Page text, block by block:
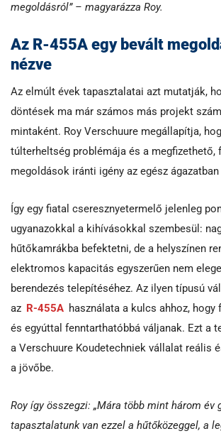
megoldásról” – magyarázza Roy.
Az R-455A egy bevált
nézve
Az elmúlt évek tapasztalatai azt mutatják,
döntések ma már számos más projekt
mintaként. Roy Verschuure megállapítja,
túlterheltség problémája és a megfizethető,
megoldások iránti igény az egész ágazatban
Így egy fiatal cseresznyetermelő jelenleg
ugyanazokkal a kihívásokkal szembesül:
hűtőkamrákba befektetni, de a helyszínen
elektromos kapacitás egyszerűen nem
berendezés telepítéséhez. Az ilyen típusú
az R-455A használata a kulcs ahhoz,
és egyúttal fenntarthatóbbá váljanak. Ezt a
a Verschuure Koudetechniek vállalat reális
a jövőbe.
Roy így összegzi: „Mára több mint három év
tapasztalatunk van ezzel a hűtőközeggel, a